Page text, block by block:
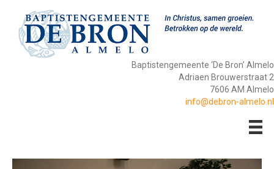
Baptistengemeente ‘De Bron’ Almelo
Adriaen Brouwerstraat 2
7606 AM Almelo
info@debron-almelo.nl